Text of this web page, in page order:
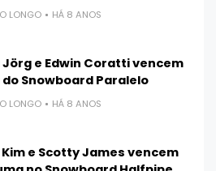
LONGO HÁ 8 ANOS
Jörg e Edwin Coratti vencem
Snowboard Paralelo
LONGO HÁ 8 ANOS
e Scotty James vencem